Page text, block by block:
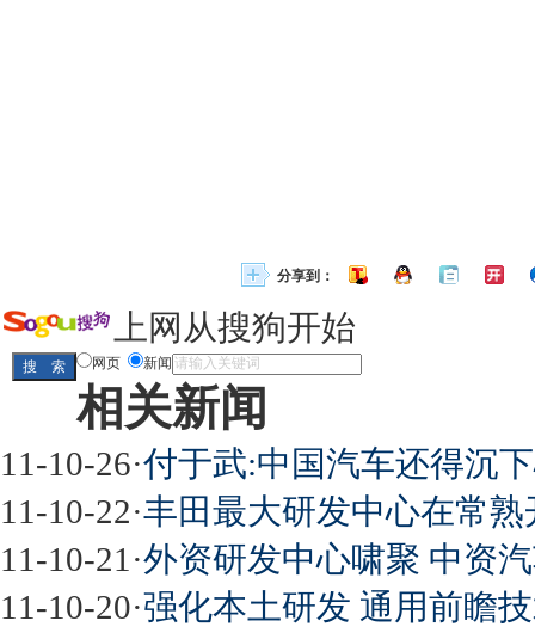
分享到：
上网从搜狗开始
网页 新闻
相关新闻
11-10-26·付于武:中国汽车还得沉
11-10-22·丰田最大研发中心在常
11-10-21 ·外资研发中心啸聚 中资
11-10-20·强化本土研发 通用前瞻